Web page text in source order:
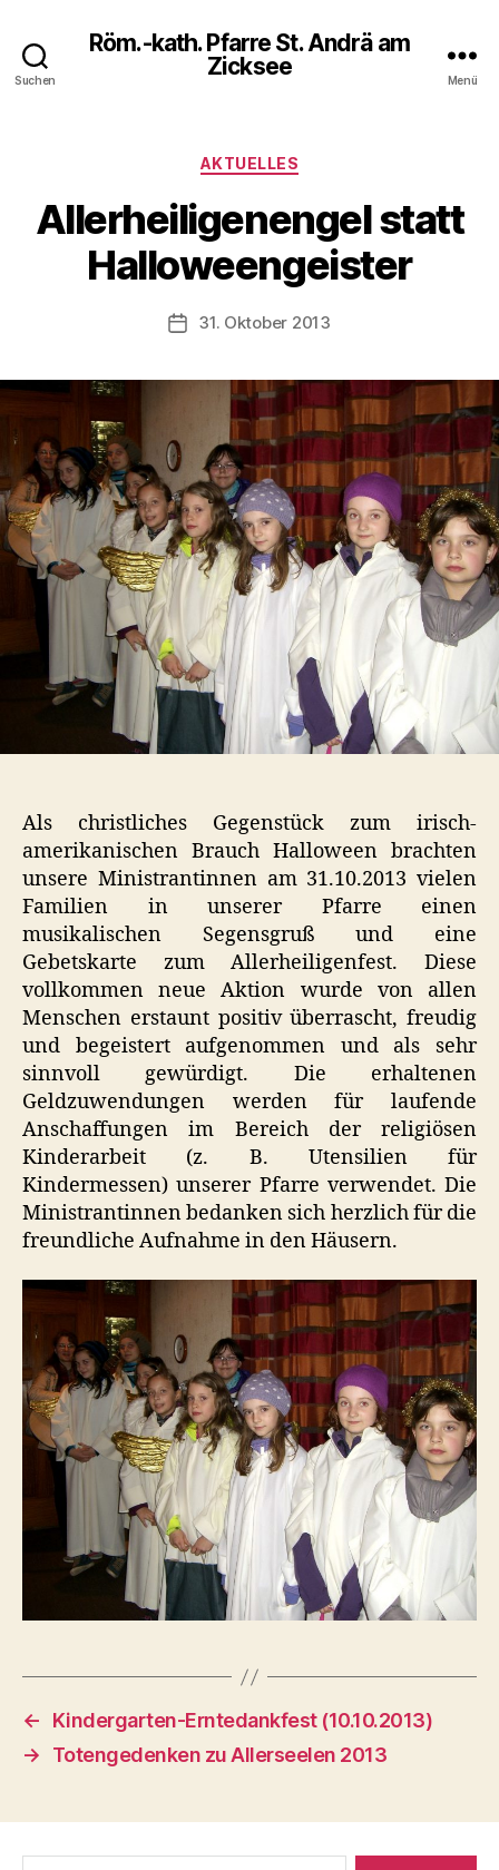
Suchen
Röm.-kath. Pfarre St. Andrä am
Zicksee
Menü
Kategorien
AKTUELLES
Allerheiligenengel statt
Halloweengeister
Veröffentlichungsdatum
31. Oktober 2013
Als christliches Gegenstück zum irisch-
amerikanischen Brauch Halloween brachten
unsere Ministrantinnen am 31.10.2013 vielen
Familien in unserer Pfarre einen
musikalischen Segensgruß und eine
Gebetskarte zum Allerheiligenfest. Diese
vollkommen neue Aktion wurde von allen
Menschen erstaunt positiv überrascht, freudig
und begeistert aufgenommen und als sehr
sinnvoll gewürdigt. Die erhaltenen
Geldzuwendungen werden für laufende
Anschaffungen im Bereich der religiösen
Kinderarbeit (z. B. Utensilien für
Kindermessen) unserer Pfarre verwendet. Die
Ministrantinnen bedanken sich herzlich für die
freundliche Aufnahme in den Häusern.
←
Kindergarten-Erntedankfest (10.10.2013)
→
Totengedenken zu Allerseelen 2013